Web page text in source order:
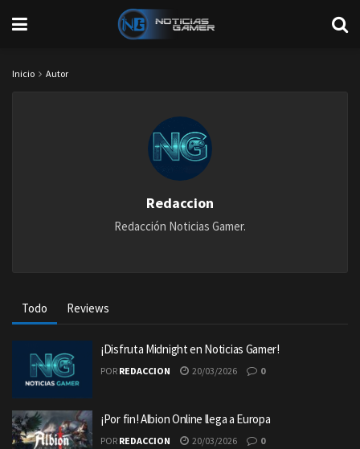
Inicio Autor
Redaccion
Redacción Noticias Gamer.
Todo Reviews
¡Disfruta Midnight en Noticias Gamer!
POR REDACCION 20/03/2026 0
¡Por fin! Albion Online llega a Europa
POR REDACCION 20/03/2026 0